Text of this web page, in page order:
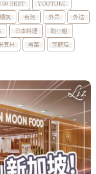
50 BEST
YOUTUBE
凱 台灣 外帶
外送
日本料理
昉小姐
其林 粵菜
郭庭瑋